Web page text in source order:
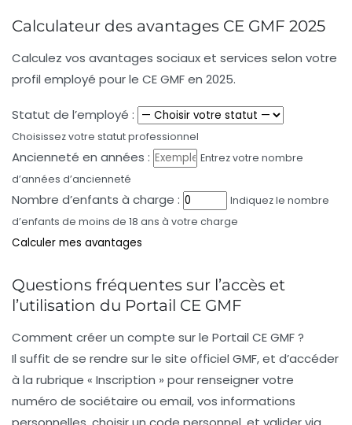
Calculateur des avantages CE GMF 2025
Calculez vos avantages sociaux et services selon votre
profil employé pour le CE GMF en 2025.
Statut de l’employé :
Choisissez votre statut professionnel
Ancienneté en années :
Entrez votre nombre
d’années d’ancienneté
Nombre d’enfants à charge :
Indiquez le nombre
d’enfants de moins de 18 ans à votre charge
Calculer mes avantages
Questions fréquentes sur l’accès et
l’utilisation du Portail CE GMF
Comment créer un compte sur le Portail CE GMF ?
Il suffit de se rendre sur le site officiel GMF, et d’accéder
à la rubrique « Inscription » pour renseigner votre
numéro de sociétaire ou email, vos informations